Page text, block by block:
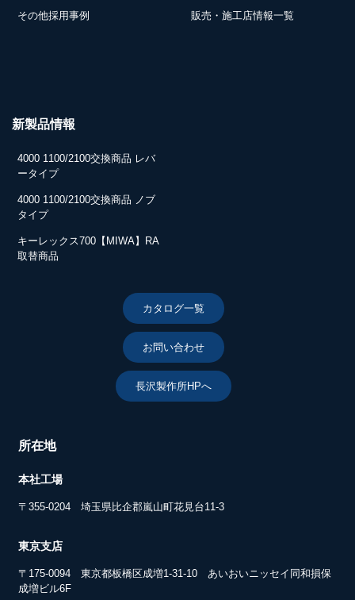
その他採用事例 販売・施工店情報一覧
新製品情報
4000 1100/2100交換商品 レバ
ータイプ
4000 1100/2100交換商品 ノブ
タイプ
キーレックス700【MIWA】RA
取替商品
カタログ一覧
お問い合わせ
長沢製作所HPへ
所在地
本社工場
〒355-0204 埼玉県比企郡嵐山町花見台11-3
東京支店
〒175-0094 東京都板橋区成増1-31-10 あいおいニッセイ同和損保
成増ビル6F